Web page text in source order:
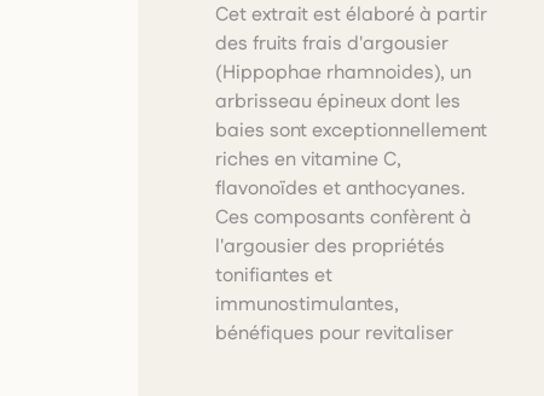
Cet extrait est élaboré à partir
des fruits frais d'argousier
(Hippophae rhamnoides), un
arbrisseau épineux dont les
baies sont exceptionnellement
riches en vitamine C,
flavonoïdes et anthocyanes.
Ces composants confèrent à
l'argousier des propriétés
tonifiantes et
immunostimulantes,
bénéfiques pour revitaliser
l'organisme et soutenir les
défenses naturelles,
notamment lors de périodes
de fatigue ou de
convalescence. Les fruits sont
récoltés à la main dans des
zones sauvages préservées en
France, puis mis en
macération immédiatement
sur le lieu de cueillette afin de
préserver l'intégrité de leurs